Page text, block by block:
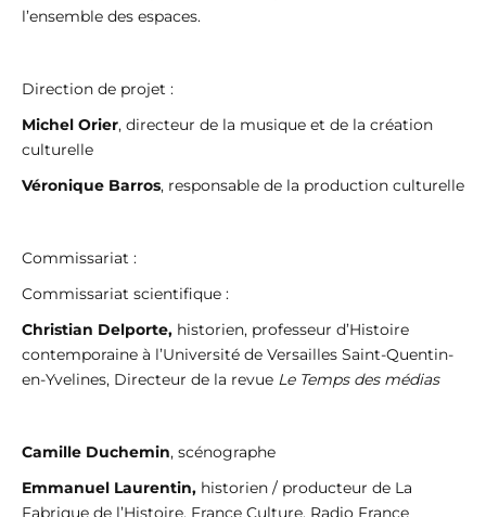
l’ensemble des espaces.
Direction de projet :
Michel Orier, directeur de la musique et de la création
culturelle
Véronique Barros, responsable de la production culturelle
Commissariat :
Commissariat scientifique :
Christian Delporte, historien, professeur d’Histoire
contemporaine à l’Université de Versailles Saint-Quentin-
en-Yvelines, Directeur de la revue Le Temps des médias
Camille Duchemin, scénographe
Emmanuel Laurentin, historien / producteur de La
Fabrique de l’Histoire, France Culture, Radio France